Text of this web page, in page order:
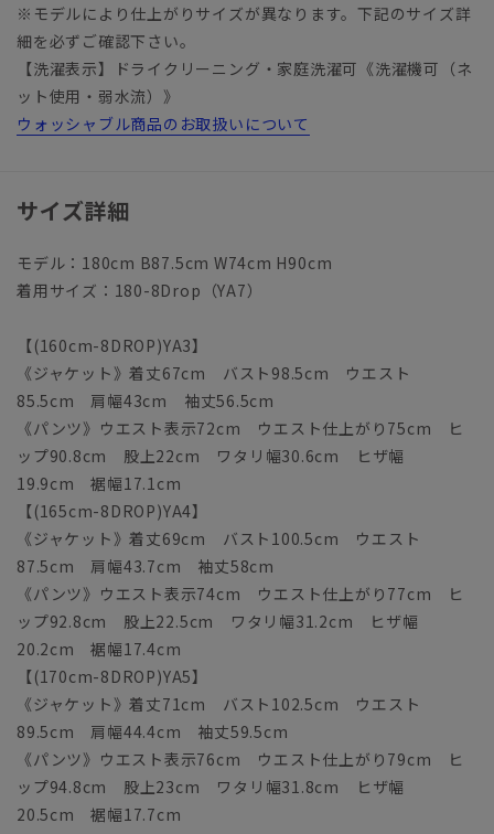
※モデルにより仕上がりサイズが異なります。下記のサイズ詳
細を必ずご確認下さい。
【洗濯表示】ドライクリーニング・家庭洗濯可《洗濯機可（ネ
ット使用・弱水流）》
ウォッシャブル商品のお取扱いについて
サイズ詳細
モデル：180cm B87.5cm W74cm H90cm
着用サイズ：180-8Drop（YA7）
【(160cm-8DROP)YA3】
《ジャケット》着丈67cm バスト98.5cm ウエスト
85.5cm 肩幅43cm 袖丈56.5cm
《パンツ》ウエスト表示72cm ウエスト仕上がり75cm ヒ
ップ90.8cm 股上22cm ワタリ幅30.6cm ヒザ幅
19.9cm 裾幅17.1cm
【(165cm-8DROP)YA4】
《ジャケット》着丈69cm バスト100.5cm ウエスト
87.5cm 肩幅43.7cm 袖丈58cm
《パンツ》ウエスト表示74cm ウエスト仕上がり77cm ヒ
ップ92.8cm 股上22.5cm ワタリ幅31.2cm ヒザ幅
20.2cm 裾幅17.4cm
【(170cm-8DROP)YA5】
《ジャケット》着丈71cm バスト102.5cm ウエスト
89.5cm 肩幅44.4cm 袖丈59.5cm
《パンツ》ウエスト表示76cm ウエスト仕上がり79cm ヒ
ップ94.8cm 股上23cm ワタリ幅31.8cm ヒザ幅
20.5cm 裾幅17.7cm